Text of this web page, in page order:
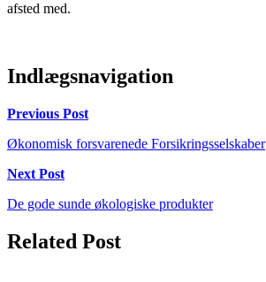
afsted med.
Indlægsnavigation
Previous Post
Økonomisk forsvarenede Forsikringsselskaber
Next Post
De gode sunde økologiske produkter
Related Post